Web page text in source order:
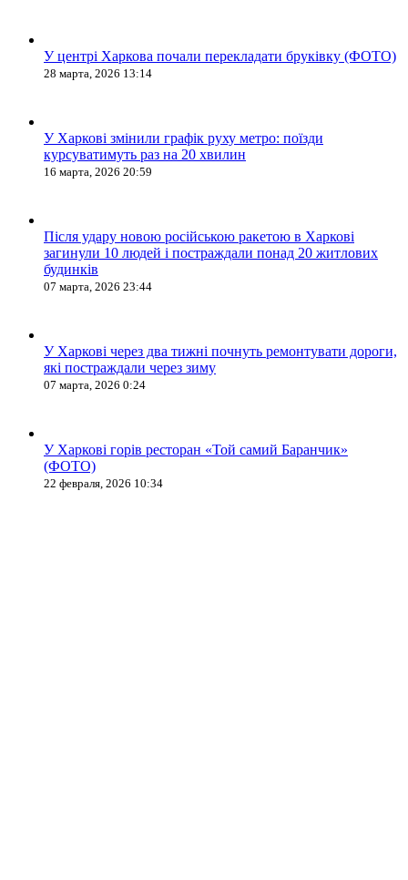
У центрі Харкова почали перекладати бруківку (ФОТО)
28 марта, 2026 13:14
У Харкові змінили графік руху метро: поїзди
курсуватимуть раз на 20 хвилин
16 марта, 2026 20:59
Після удару новою російською ракетою в Харкові
загинули 10 людей і постраждали понад 20 житлових
будинків
07 марта, 2026 23:44
У Харкові через два тижні почнуть ремонтувати дороги,
які постраждали через зиму
07 марта, 2026 0:24
У Харкові горів ресторан «Той самий Баранчик»
(ФОТО)
22 февраля, 2026 10:34